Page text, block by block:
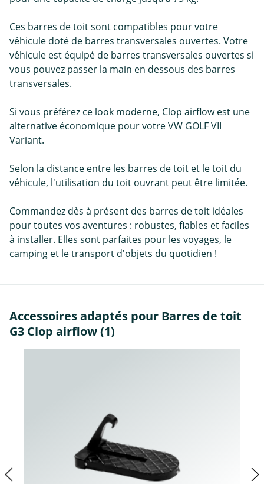
Ces barres de toit sont compatibles pour votre
véhicule doté de barres transversales ouvertes. Votre
véhicule est équipé de barres transversales ouvertes si
vous pouvez passer la main en dessous des barres
transversales.
Si vous préférez ce look moderne, Clop airflow est une
alternative économique pour votre VW GOLF VII
Variant.
Selon la distance entre les barres de toit et le toit du
véhicule, l'utilisation du toit ouvrant peut être limitée.
Commandez dès à présent des barres de toit idéales
pour toutes vos aventures : robustes, fiables et faciles
à installer. Elles sont parfaites pour les voyages, le
camping et le transport d'objets du quotidien !
Accessoires adaptés pour Barres de toit
G3 Clop airflow (1)